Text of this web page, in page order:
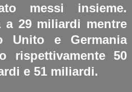
messi insieme.
a 29 miliardi mentre
Unito e Germania
rispettivamente 50
e 51 miliardi.